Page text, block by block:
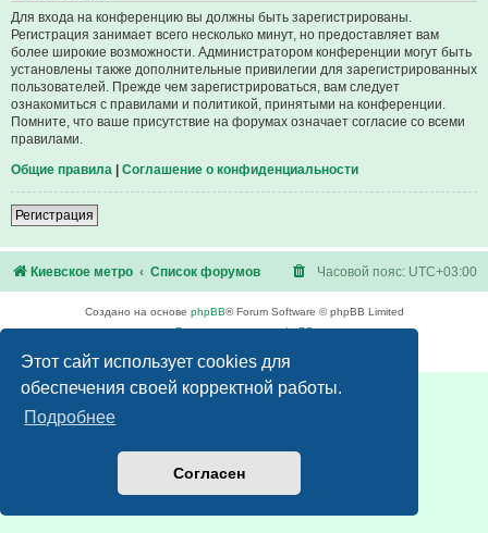
Этот сайт использует cookies для
обеспечения своей корректной работы.
Подробнее
Согласен
Для входа на конференцию вы должны быть зарегистрированы.
Регистрация занимает всего несколько минут, но предоставляет вам
более широкие возможности. Администратором конференции могут быть
установлены также дополнительные привилегии для зарегистрированных
пользователей. Прежде чем зарегистрироваться, вам следует
ознакомиться с правилами и политикой, принятыми на конференции.
Помните, что ваше присутствие на форумах означает согласие со всеми
правилами.
Общие правила Соглашение о конфиденциальности
Регистрация
Киевское метро Список форумов Часовой пояс: UTC+03:00
Создано на основе phpBB® Forum Software © phpBB Limited
Русская поддержка phpBB